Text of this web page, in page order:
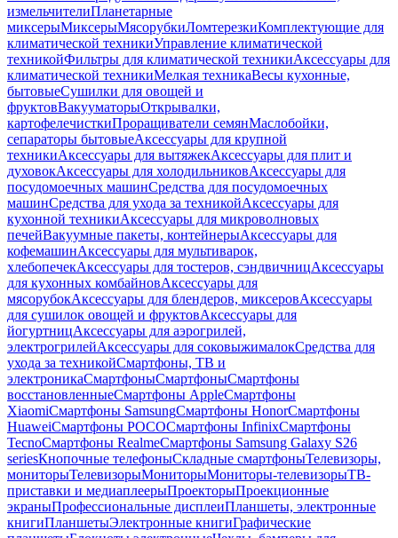
измельчителиПланетарные
миксерыМиксерыМясорубкиЛомтерезкиКомплектующие для
климатической техникиУправление климатической
техникойФильтры для климатической техникиАксессуары для
климатической техникиМелкая техникаВесы кухонные,
бытовыеСушилки для овощей и
фруктовВакууматорыОткрывалки,
картофелечисткиПроращиватели семянМаслобойки,
сепараторы бытовыеАксессуары для крупной
техникиАксессуары для вытяжекАксессуары для плит и
духовокАксессуары для холодильниковАксессуары для
посудомоечных машинСредства для посудомоечных
машинСредства для ухода за техникойАксессуары для
кухонной техникиАксессуары для микроволновых
печейВакуумные пакеты, контейнерыАксессуары для
кофемашинАксессуары для мультиварок,
хлебопечекАксессуары для тостеров, сэндвичницАксессуары
для кухонных комбайновАксессуары для
мясорубокАксессуары для блендеров, миксеровАксессуары
для сушилок овощей и фруктовАксессуары для
йогуртницАксессуары для аэрогрилей,
электрогрилейАксессуары для соковыжималокСредства для
ухода за техникойСмартфоны, ТВ и
электроникаСмартфоныСмартфоныСмартфоны
восстановленныеСмартфоны AppleСмартфоны
XiaomiСмартфоны SamsungСмартфоны HonorСмартфоны
HuaweiСмартфоны POCOСмартфоны InfinixСмартфоны
TecnoСмартфоны RealmeСмартфоны Samsung Galaxy S26
seriesКнопочные телефоныСкладные смартфоныТелевизоры,
мониторыТелевизорыМониторыМониторы-телевизорыТВ-
приставки и медиаплеерыПроекторыПроекционные
экраныПрофессиональные дисплеиПланшеты, электронные
книгиПланшетыЭлектронные книгиГрафические